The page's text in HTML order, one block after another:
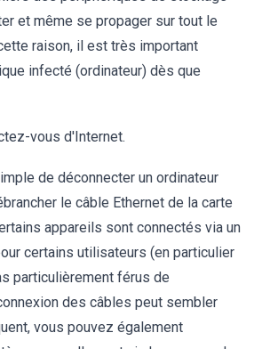
et même se propager sur tout le
raison, il est très important
infecté (ordinateur) dès que
vous d'Internet.
de déconnecter un ordinateur
le câble Ethernet de la carte
appareils sont connectés via un
certains utilisateurs (en particulier
particulièrement férus de
des câbles peut sembler
vous pouvez également